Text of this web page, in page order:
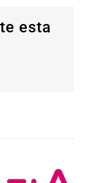
esta